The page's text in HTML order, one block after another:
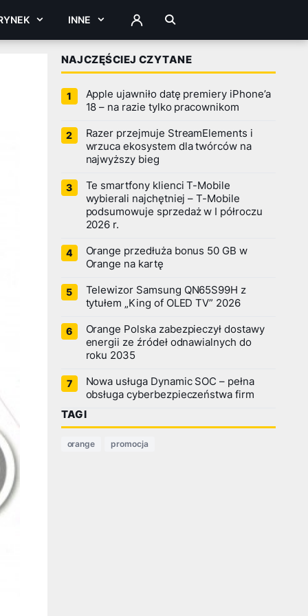
INNE ZALOGUJ
NAJCZĘŚCIEJ CZYTANE
Apple ujawniło datę premiery iPhone’a
18 – na razie tylko pracownikom
Razer przejmuje StreamElements i
wrzuca ekosystem dla twórców na
najwyższy bieg
Te smartfony klienci T-Mobile
wybierali najchętniej – T-Mobile
podsumowuje sprzedaż w I półroczu
2026 r.
Orange przedłuża bonus 50 GB w
Orange na kartę
Telewizor Samsung QN65S99H z
tytułem „King of OLED TV” 2026
Orange Polska zabezpieczył dostawy
energii ze źródeł odnawialnych do
roku 2035
Nowa usługa Dynamic SOC – pełna
obsługa cyberbezpieczeństwa firm
TAGI
orange promocja